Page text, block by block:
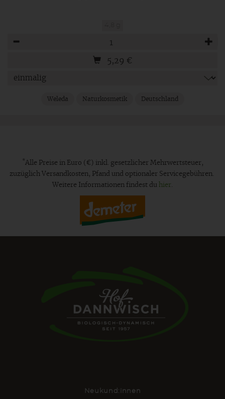
5,29 €
Weleda Naturkosmetik Deutschland
*Alle Preise in Euro (€) inkl. gesetzlicher Mehrwertsteuer,
zuzüglich Versandkosten, Pfand und optionaler Servicegebühren.
Weitere Informationen findest du hier.
Neukund:innen